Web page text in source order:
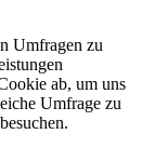
Umfragen zu
ab, um uns
Umfrage zu